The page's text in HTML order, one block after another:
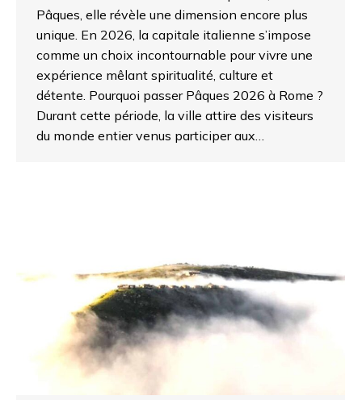
Pâques, elle révèle une dimension encore plus
unique. En 2026, la capitale italienne s’impose
comme un choix incontournable pour vivre une
expérience mêlant spiritualité, culture et
détente. Pourquoi passer Pâques 2026 à Rome ?
Durant cette période, la ville attire des visiteurs
du monde entier venus participer aux…